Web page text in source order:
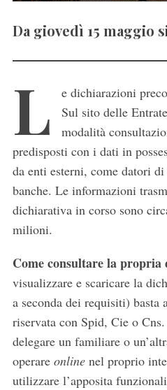
Da giovedì 15 maggio
L e dichiarazioni
Sul sito delle
modalità
predisposti con i dati in
da enti esterni, come datori
banche. Le informazioni
dichiarativa in corso sono
milioni.
Come consultare la propria
visualizzare e scaricare la
a seconda dei requisiti) basta
riservata con Spid, Cie o
delegare un familiare o
operare onlinenel proprio
utilizzare l’apposita